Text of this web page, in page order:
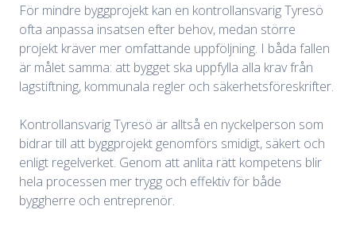
För mindre byggprojekt kan en kontrollansvarig Tyresö
ofta anpassa insatsen efter behov, medan större
projekt kräver mer omfattande uppföljning. I båda fallen
är målet samma: att bygget ska uppfylla alla krav från
lagstiftning, kommunala regler och säkerhetsföreskrifter.
Kontrollansvarig Tyresö är alltså en nyckelperson som
bidrar till att byggprojekt genomförs smidigt, säkert och
enligt regelverket. Genom att anlita rätt kompetens blir
hela processen mer trygg och effektiv för både
byggherre och entreprenör.